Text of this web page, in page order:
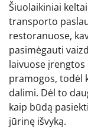
Šiuolaikiniai
transporto
restoranuose,
pasimėgauti
laivuose
pramogos, todėl
dalimi. Dėl to
kaip būdą
jūrinę išvyką.